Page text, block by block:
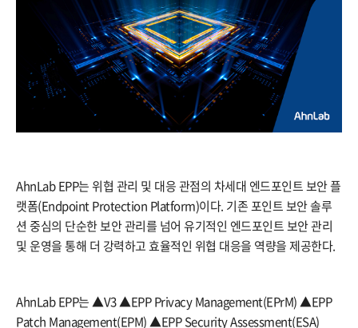
AhnLab EPP는 위협 관리 및 대응 관점의 차세대 엔드포인트 보안 플
랫폼(Endpoint Protection Platform)이다. 기존 포인트 보안 솔루
션 중심의 단순한 보안 관리를 넘어 유기적인 엔드포인트 보안 관리
및 운영을 통해 더 강력하고 효율적인 위협 대응을 역량을 제공한다.
AhnLab EPP는 ▲V3 ▲EPP Privacy Management(EPrM) ▲EPP
Patch Management(EPM) ▲EPP Security Assessment(ESA)